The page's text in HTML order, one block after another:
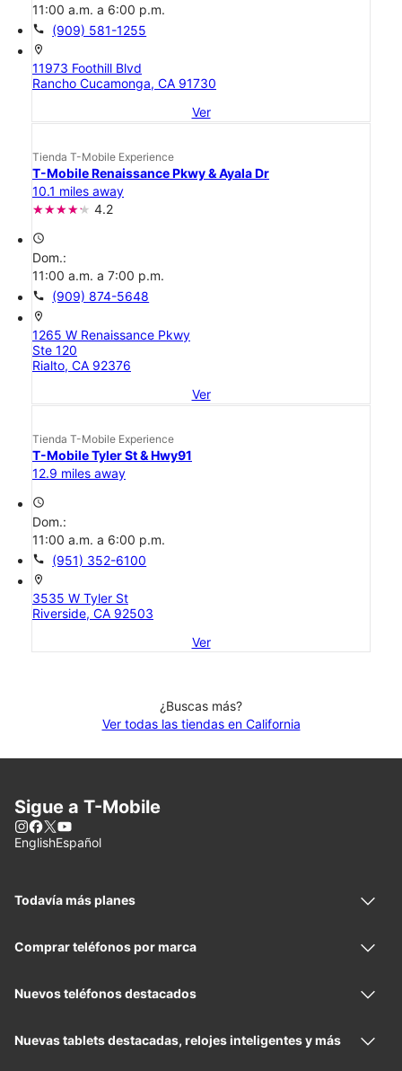
11:00 a.m. a 6:00 p.m.
call (909) 581-1255
location_on
11973 Foothill Blvd
Rancho Cucamonga, CA 91730
Ver
Tienda T-Mobile Experience
T-Mobile Renaissance Pkwy & Ayala Dr
10.1 miles away
4.2
access_time
Dom.:
11:00 a.m. a 7:00 p.m.
call (909) 874-5648
location_on
1265 W Renaissance Pkwy
Ste 120
Rialto, CA 92376
Ver
Tienda T-Mobile Experience
T-Mobile Tyler St & Hwy91
12.9 miles away
access_time
Dom.:
11:00 a.m. a 6:00 p.m.
call (951) 352-6100
location_on
3535 W Tyler St
Riverside, CA 92503
Ver
¿Buscas más?
Ver todas las tiendas en California